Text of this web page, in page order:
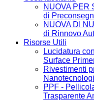
NUOVA PER
di
NUOVA DI
di Rinnovo
Risorse Utili
Lucidatura
Surface
Rivestimenti
PPF -
Trasparente